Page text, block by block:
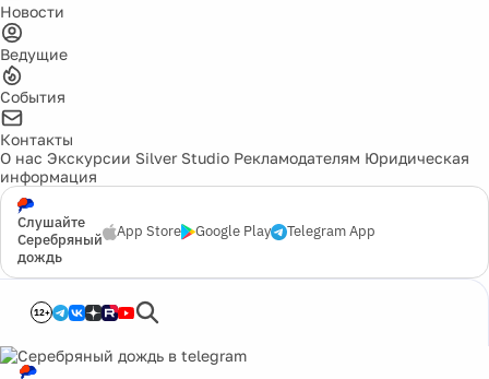
Новости
Ведущие
События
Контакты
О нас Экскурсии Silver Studio Рекламодателям Юридическая
информация
Слушайте
Серебряный
дождь
App Store Google Play Telegram App
12+